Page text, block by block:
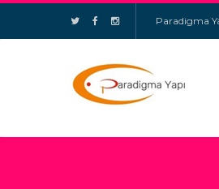
Paradigma